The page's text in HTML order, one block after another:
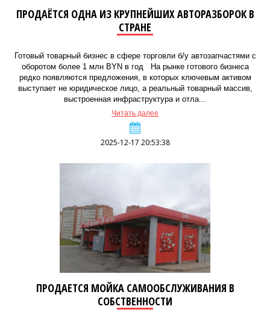
ПРОДАЁТСЯ ОДНА ИЗ КРУПНЕЙШИХ АВТОРАЗБОРОК В
СТРАНЕ
Готовый товарный бизнес в сфере торговли б/у автозапчастями с
оборотом более 1 млн BYN в год На рынке готового бизнеса
редко появляются предложения, в которых ключевым активом
выступает не юридическое лицо, а реальный товарный массив,
выстроенная инфраструктура и отла...
Читать далее
2025-12-17 20:53:38
ПРОДАЕТСЯ МОЙКА САМООБСЛУЖИВАНИЯ В
СОБСТВЕННОСТИ